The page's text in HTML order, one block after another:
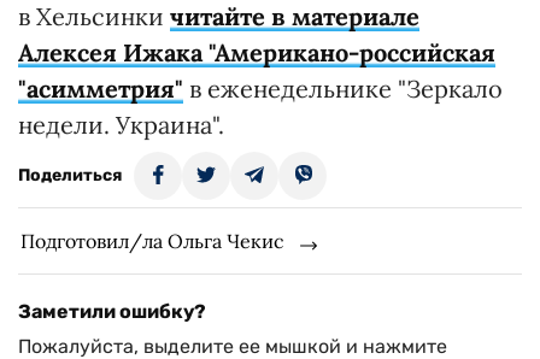
в Хельсинки читайте в материале
Алексея Ижака "Американо-российская
"асимметрия" в еженедельнике "Зеркало
недели. Украина".
Поделиться
Подготовил/ла Ольга Чекис
Заметили ошибку?
Пожалуйста, выделите ее мышкой и нажмите